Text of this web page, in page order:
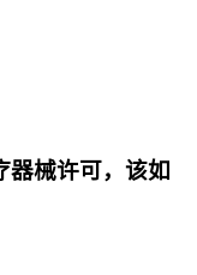
器械许可，该如